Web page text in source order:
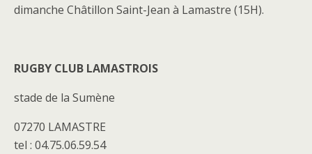
dimanche Châtillon Saint-Jean à Lamastre (15H).
RUGBY CLUB LAMASTROIS‍
stade de la Sumène
07270 LAMASTRE
tel : 04.75.06.59.54